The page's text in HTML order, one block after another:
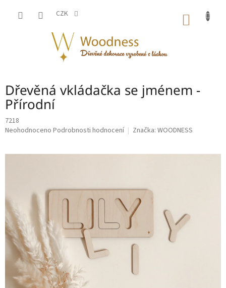
CZK
Dřevěná vkládačka se jménem -
Přírodní
7218
Průměrné
hvězdiček.
Neohodnoceno Podrobnosti hodnocení Značka: WOODNESS